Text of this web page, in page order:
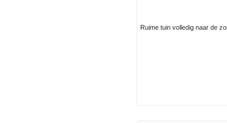
Ruime tuin volledig naar de